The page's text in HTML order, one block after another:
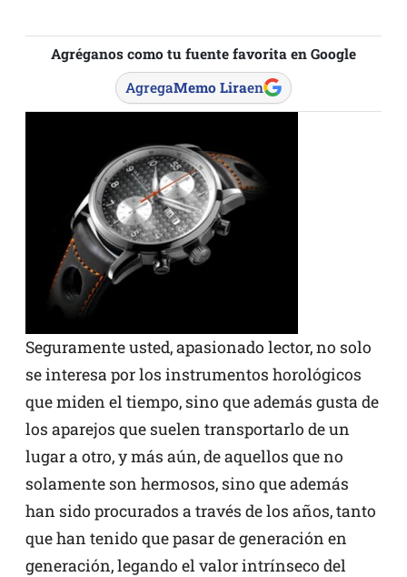
Agréganos como tu fuente favorita en Google
AgregaMemo Liraen
Seguramente usted, apasionado lector, no solo
se interesa por los instrumentos horológicos
que miden el tiempo, sino que además gusta de
los aparejos que suelen transportarlo de un
lugar a otro, y más aún, de aquellos que no
solamente son hermosos, sino que además
han sido procurados a través de los años, tanto
que han tenido que pasar de generación en
generación, legando el valor intrínseco del